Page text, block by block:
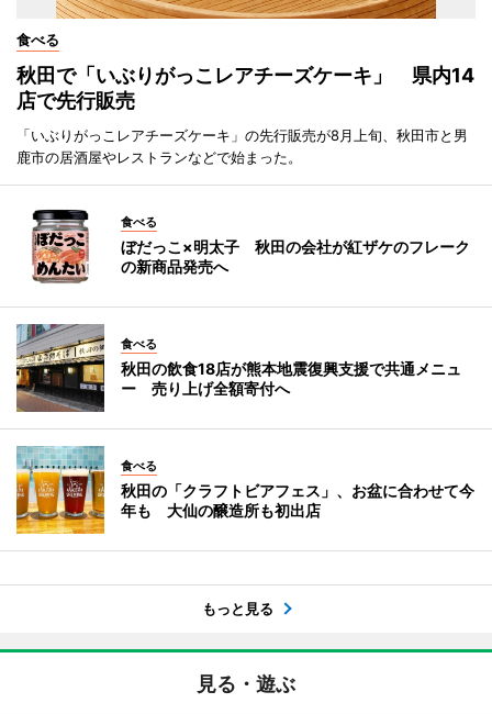
食べる
秋田で「いぶりがっこレアチーズケーキ」 県内14
店で先行販売
「いぶりがっこレアチーズケーキ」の先行販売が8月上旬、秋田市と男
鹿市の居酒屋やレストランなどで始まった。
食べる
ぼだっこ×明太子 秋田の会社が紅ザケのフレーク
の新商品発売へ
食べる
秋田の飲食18店が熊本地震復興支援で共通メニュ
ー 売り上げ全額寄付へ
食べる
秋田の「クラフトビアフェス」、お盆に合わせて今
年も 大仙の醸造所も初出店
もっと見る
見る・遊ぶ